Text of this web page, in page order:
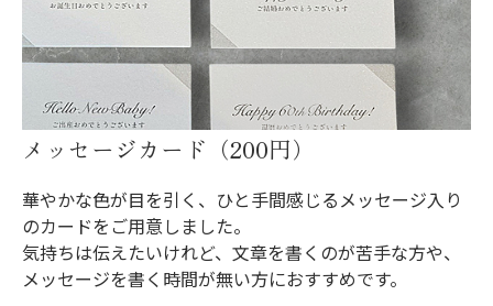
メッセージカード（200円）
華やかな色が目を引く、ひと手間感じるメッセージ入り
のカードをご用意しました。
気持ちは伝えたいけれど、文章を書くのが苦手な方や、
メッセージを書く時間が無い方におすすめです。